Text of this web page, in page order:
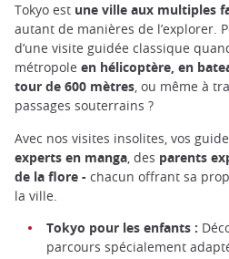
Tokyo est une ville aux multiples
autant de manières de l’explorer.
d’une visite guidée classique
métropole en hélicoptère, en
tour de 600 mètres, ou même à
passages souterrains ?
Avec nos visites insolites, vos
experts en manga , des parents
de la flore - chacun offrant sa
la ville.
Tokyo pour les enfants :
parcours spécialement